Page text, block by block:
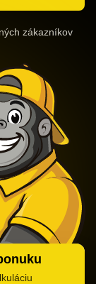
zákazníkov